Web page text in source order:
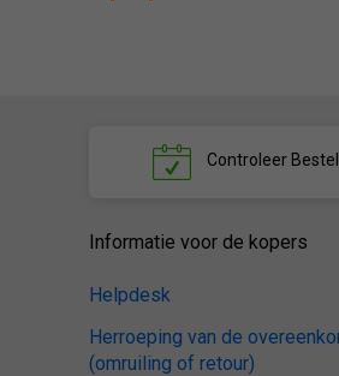
Controleer
Informatie voor de kopers
Helpdesk
Herroeping van de
(omruiling of retour)